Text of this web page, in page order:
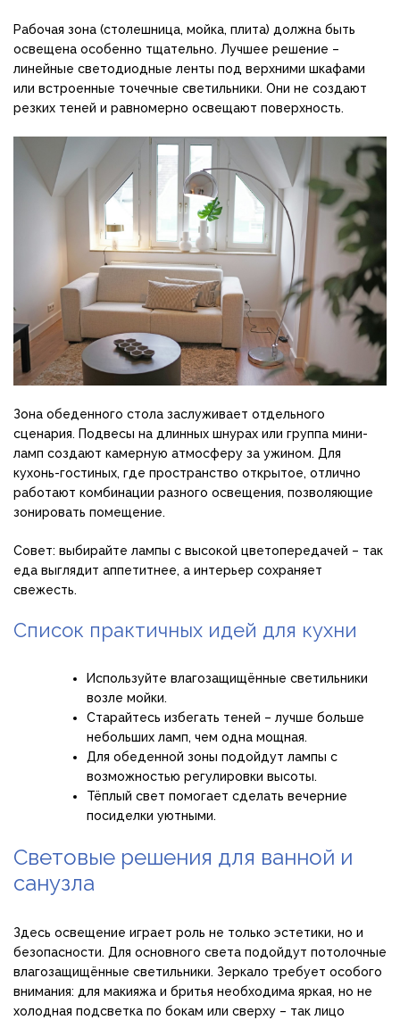
Рабочая зона (столешница, мойка, плита) должна быть
освещена особенно тщательно. Лучшее решение –
линейные светодиодные ленты под верхними шкафами
или встроенные точечные светильники. Они не создают
резких теней и равномерно освещают поверхность.
Зона обеденного стола заслуживает отдельного
сценария. Подвесы на длинных шнурах или группа мини-
ламп создают камерную атмосферу за ужином. Для
кухонь-гостиных, где пространство открытое, отлично
работают комбинации разного освещения, позволяющие
зонировать помещение.
Совет: выбирайте лампы с высокой цветопередачей – так
еда выглядит аппетитнее, а интерьер сохраняет
свежесть.
Список практичных идей для кухни
Используйте влагозащищённые светильники
возле мойки.
Старайтесь избегать теней – лучше больше
небольших ламп, чем одна мощная.
Для обеденной зоны подойдут лампы с
возможностью регулировки высоты.
Тёплый свет помогает сделать вечерние
посиделки уютными.
Световые решения для ванной и
санузла
Здесь освещение играет роль не только эстетики, но и
безопасности. Для основного света подойдут потолочные
влагозащищённые светильники. Зеркало требует особого
внимания: для макияжа и бритья необходима яркая, но не
холодная подсветка по бокам или сверху – так лицо